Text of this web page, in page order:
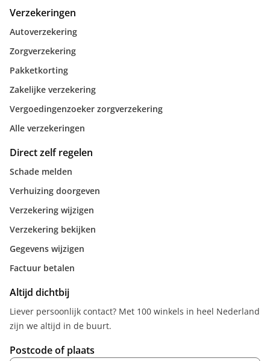
Verzekeringen
Autoverzekering
Zorgverzekering
Pakketkorting
Zakelijke verzekering
Vergoedingenzoeker zorgverzekering
Alle verzekeringen
Direct zelf regelen
Schade melden
Verhuizing doorgeven
Verzekering wijzigen
Verzekering bekijken
Gegevens wijzigen
Factuur betalen
Altijd dichtbij
Liever persoonlijk contact? Met 100 winkels in heel Nederland
zijn we altijd in de buurt.
Postcode of plaats